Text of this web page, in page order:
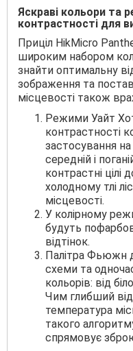
Яскраві кольори та
контрастності для
Приціл HikMicro
широким набором
знайти оптимальну
зображення та
місцевості також
Режими Уайт
контрастності
застосування
середній і
контрастні цілі
холодному тлі
місцевості.
У колірному
будуть
відтінок.
Палітра Фьюжн
схеми та
кольорів: від
Чим глибший
температура
такого
спрямовує